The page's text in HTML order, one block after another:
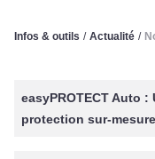
Infos & outils / Actualité /
easyPROTECT Auto
protection sur-mesure